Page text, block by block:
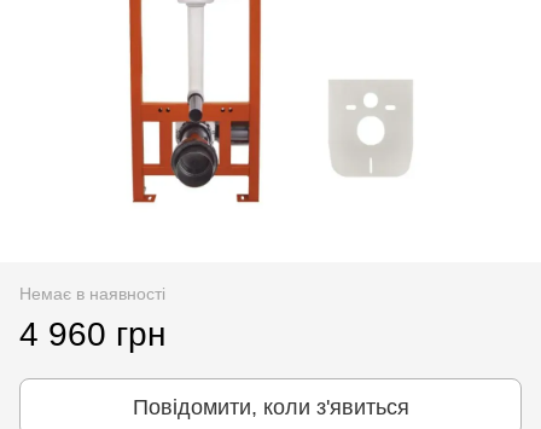
Немає в наявності
4 960 грн
Повідомити, коли з'явиться